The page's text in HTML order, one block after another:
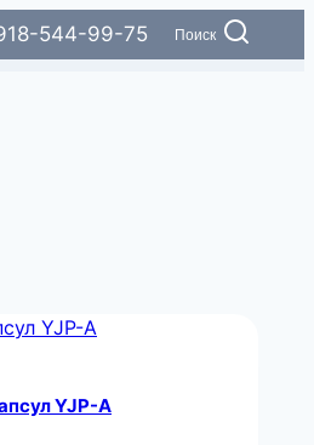
544-99-75 Поиск
YJP-A